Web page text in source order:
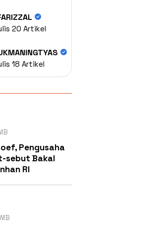
20 Artikel
18 Artikel
Pengusaha
sebut Bakal
RI